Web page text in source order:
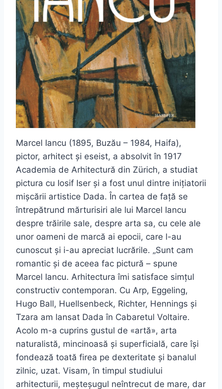
Marcel Iancu (1895, Buzău – 1984, Haifa),
pictor, arhitect și eseist, a absolvit în 1917
Academia de Arhitectură din Zürich, a studiat
pictura cu Iosif Iser și a fost unul dintre inițiatorii
mișcării artistice Dada. În cartea de față se
întrepătrund mărturisiri ale lui Marcel Iancu
despre trăirile sale, despre arta sa, cu cele ale
unor oameni de marcă ai epocii, care l-au
cunoscut și i-au apreciat lucrările. „Sunt cam
romantic şi de aceea fac pictură – spune
Marcel Iancu. Arhitectura îmi satisface simţul
constructiv contemporan. Cu Arp, Eggeling,
Hugo Ball, Huellsenbeck, Richter, Hennings şi
Tzara am lansat Dada în Cabaretul Voltaire.
Acolo m-a cuprins gustul de «artă», arta
naturalistă, mincinoasă şi superficială, care îşi
fondează toată firea pe dexteritate şi banalul
zilnic, uzat. Visam, în timpul studiului
arhitecturii, meşteşugul neîntrecut de mare, dar